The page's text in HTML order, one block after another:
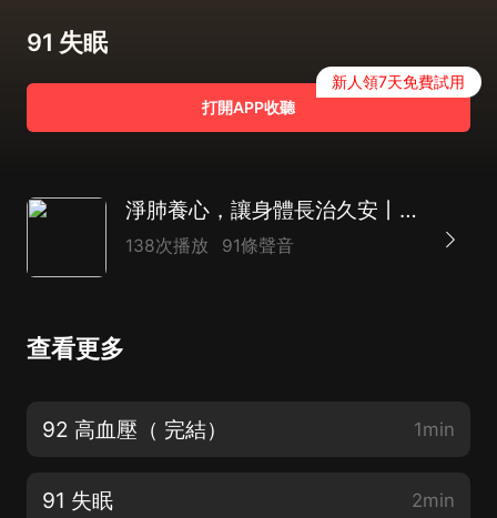
91 失眠
打開APP收聽
新人領7天免費試用
淨肺養心，讓身體長治久安丨中醫食療、理療保護心肺健康，為身體築起強有力的免疫力
138次播放 91條聲音
查看更多
92 高血壓（ 完結） 1min
91 失眠 2min